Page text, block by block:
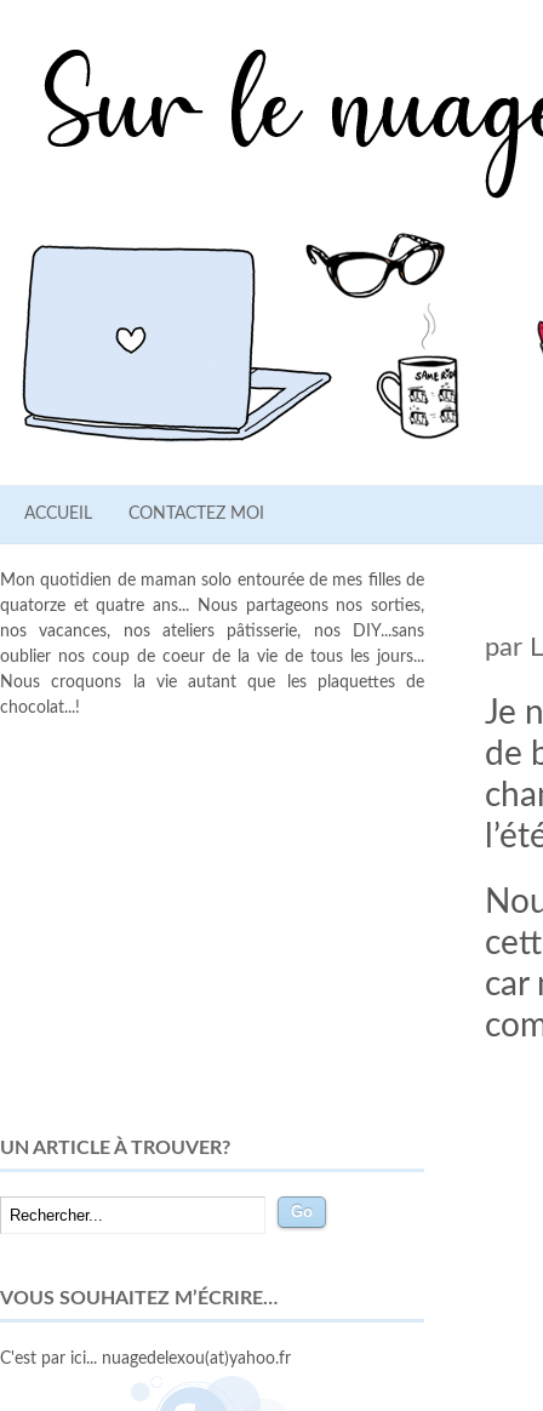
ACCUEIL CONTACTEZ MOI
par
Je
de
car
Mon quotidien de maman solo entourée de mes filles de
quatorze et quatre ans... Nous partageons nos sorties,
nos vacances, nos ateliers pâtisserie, nos DIY...sans
oublier nos coup de coeur de la vie de tous les jours...
Nous croquons la vie autant que les plaquettes de
chocolat...!
UN ARTICLE À TROUVER?
VOUS SOUHAITEZ M’ÉCRIRE…
C'est par ici... nuagedelexou(at)yahoo.fr